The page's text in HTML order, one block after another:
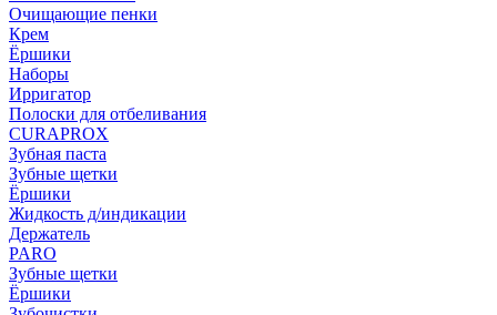
Очищающие пенки
Крем
Ёршики
Наборы
Ирригатор
Полоски для отбеливания
CURAPROX
Зубная паста
Зубные щетки
Ёршики
Жидкость д/индикации
Держатель
PARO
Зубные щетки
Ёршики